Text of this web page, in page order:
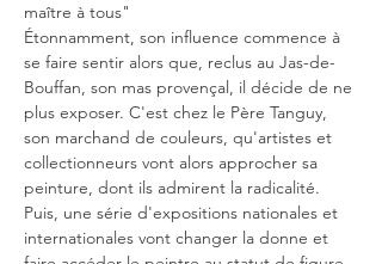
maître à tous"
Étonnamment, son influence commence à
se faire sentir alors que, reclus au Jas-de-
Bouffan, son mas provençal, il décide de ne
plus exposer. C'est chez le Père Tanguy,
son marchand de couleurs, qu'artistes et
collectionneurs vont alors approcher sa
peinture, dont ils admirent la radicalité.
Puis, une série d'expositions nationales et
internationales vont changer la donne et